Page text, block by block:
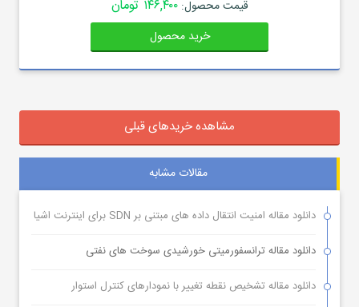
قیمت محصول:۱۴۶,۴۰۰ تومان
خرید محصول
مشاهده خریدهای قبلی
مقالات مشابه
دانلود مقاله امنیت انتقال داده های مبتنی بر SDN برای اینترنت اشیا
دانلود مقاله ترانسفورمیتی خورشیدی سوخت های نفتی
دانلود مقاله تشخیص نقطه تغییر با نمودارهای کنترل استوار